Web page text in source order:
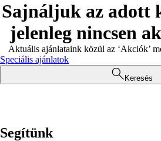
Sajnáljuk az adott
jelenleg nincsen
Aktuális ajánlataink közül az ‘Akciók’
Speciális ajánlatok
Keresés
Segítünk